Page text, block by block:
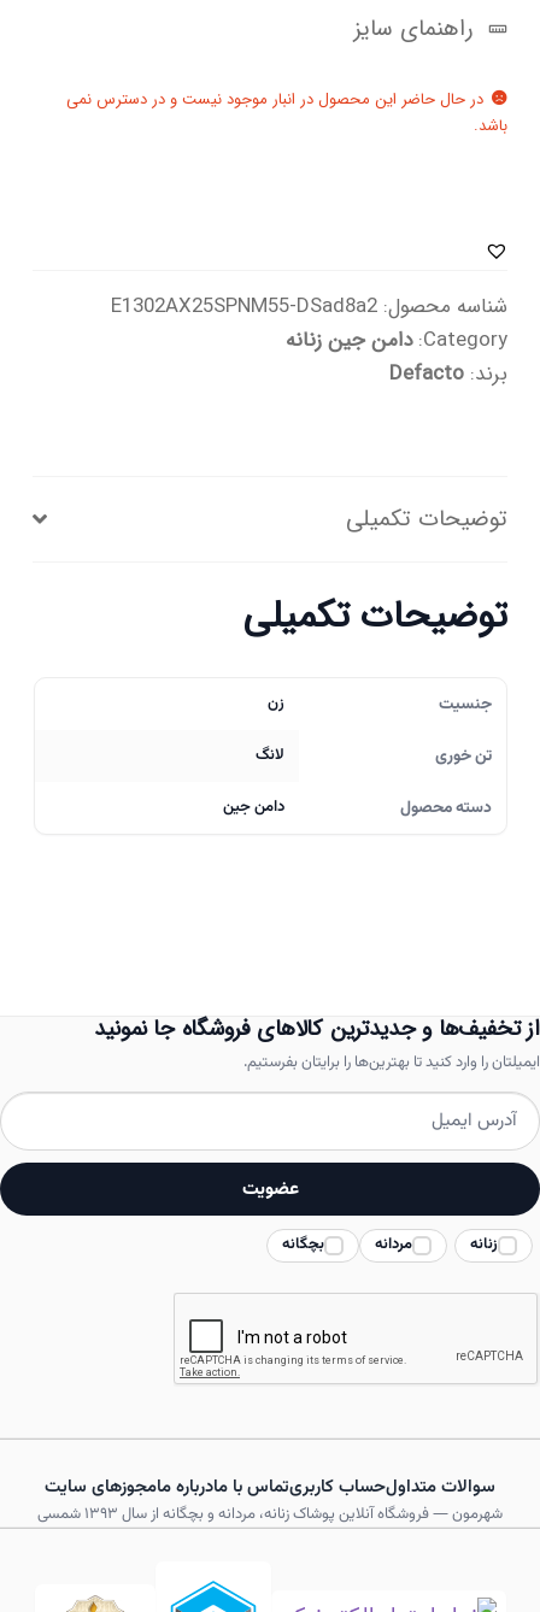
راهنمای سایز
در حال حاضر این محصول در انبار موجود نیست و در دسترس نمی
باشد.
شناسه محصول:E1302AX25SPNM55-DSad8a2
Category: دامن جین زنانه
برند:Defacto
توضیحات تکمیلی
توضیحات تکمیلی
جنسیت زن
تن خوری لانگ
دسته محصول دامن جین
از تخفیف‌ها و جدیدترین کالاهای فروشگاه جا نمونید
ایمیلتان را وارد کنید تا بهترین‌ها را برایتان بفرستیم.
زنانه مردانه بچگانه
عضویت
سوالات متداولحساب کاربریتماس با مادرباره مامجوزهای سایت
شهرمون — فروشگاه آنلاین پوشاک زنانه، مردانه و بچگانه از سال ۱۳۹۳ شمسی